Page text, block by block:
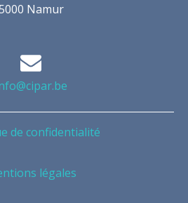
Namur
de confidentialité
légales